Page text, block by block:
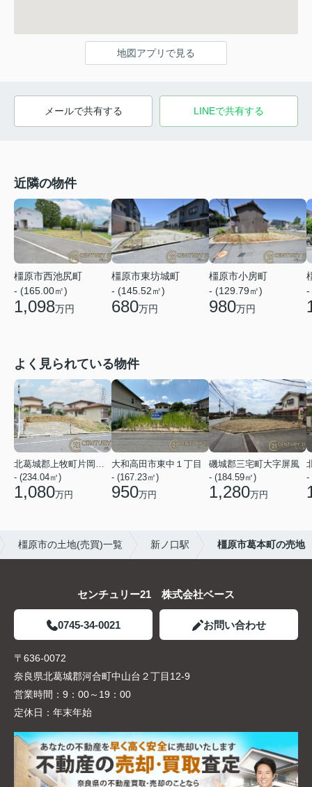
地図アプリで見る
メールで共有する LINEで共有する
近隣の物件
橿原市西池尻町
- (165.00㎡)
1,098万円
橿原市東坊城町
- (145.52㎡)
680万円
橿原市小房町
- (129.79㎡)
980万円
-
よく見られている物件
- (234.04㎡)
1,080万円
大和高田市東中１丁目
- (167.23㎡)
950万円
磯城郡三宅町大字屏風
- (184.59㎡)
1,280万円
-
橿原市の土地(売買)一覧 新ノ口駅 橿原市葛本町の売地
センチュリー21 株式会社ベース
0745-34-0021 お問い合わせ
〒636-0072
奈良県北葛城郡河合町中山台２丁目12-9
営業時間： 9：00～19：00
定休日： 年末年始